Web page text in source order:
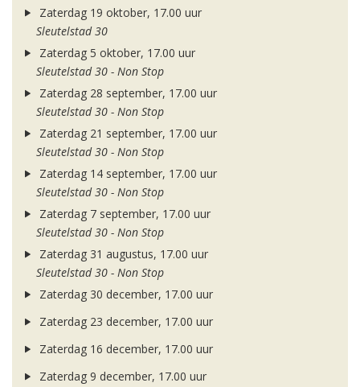
Zaterdag 19 oktober, 17.00 uur
Sleutelstad 30
Zaterdag 5 oktober, 17.00 uur
Sleutelstad 30 - Non Stop
Zaterdag 28 september, 17.00 uur
Sleutelstad 30 - Non Stop
Zaterdag 21 september, 17.00 uur
Sleutelstad 30 - Non Stop
Zaterdag 14 september, 17.00 uur
Sleutelstad 30 - Non Stop
Zaterdag 7 september, 17.00 uur
Sleutelstad 30 - Non Stop
Zaterdag 31 augustus, 17.00 uur
Sleutelstad 30 - Non Stop
Zaterdag 30 december, 17.00 uur
Zaterdag 23 december, 17.00 uur
Zaterdag 16 december, 17.00 uur
Zaterdag 9 december, 17.00 uur